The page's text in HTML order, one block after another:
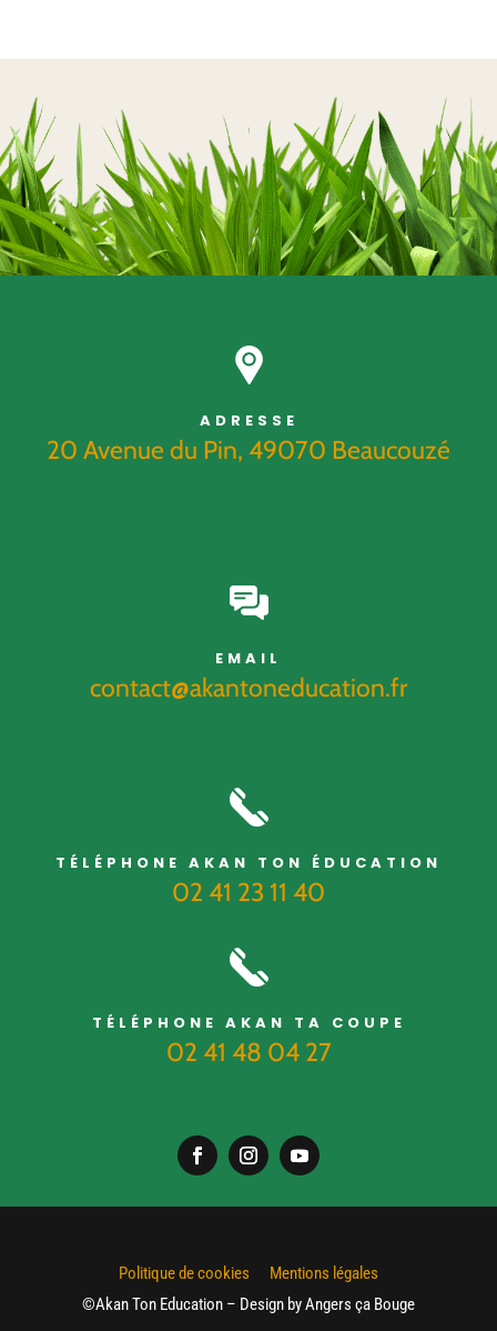
ADRESSE
20 Avenue du Pin, 49070 Beaucouzé
EMAIL
contact@akantoneducation.fr
TÉLÉPHONE AKAN TON ÉDUCATION
02 41 23 11 40
TÉLÉPHONE AKAN TA COUPE
02 41 48 04 27
Politique de cookies
Mentions légales
©Akan Ton Education – Design by Angers ça Bouge